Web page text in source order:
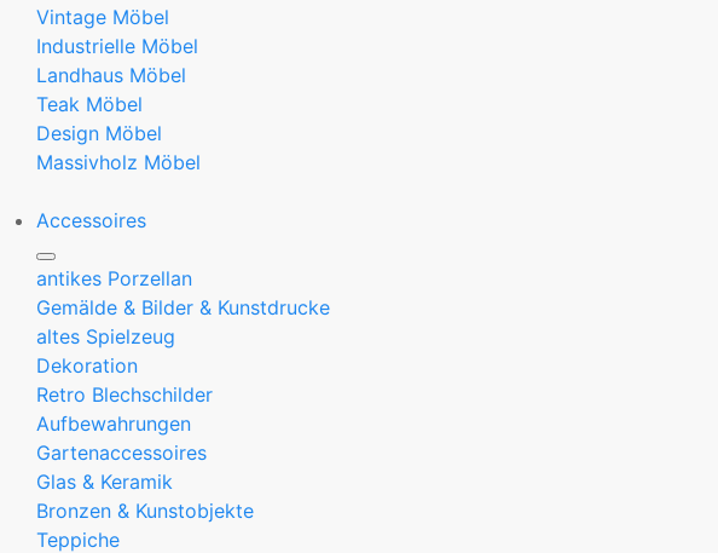
Vintage Möbel
Industrielle Möbel
Landhaus Möbel
Teak Möbel
Design Möbel
Massivholz Möbel
Accessoires
antikes Porzellan
Gemälde & Bilder & Kunstdrucke
altes Spielzeug
Dekoration
Retro Blechschilder
Aufbewahrungen
Gartenaccessoires
Glas & Keramik
Bronzen & Kunstobjekte
Teppiche